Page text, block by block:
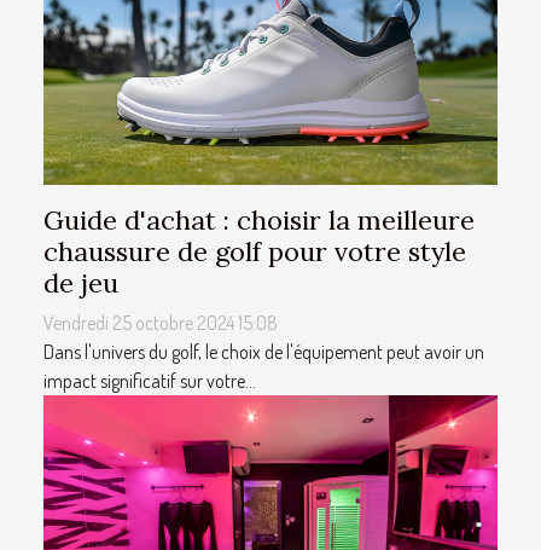
Guide d'achat : choisir la meilleure
chaussure de golf pour votre style
de jeu
Vendredi 25 octobre 2024 15:08
Dans l'univers du golf, le choix de l'équipement peut avoir un
impact significatif sur votre...